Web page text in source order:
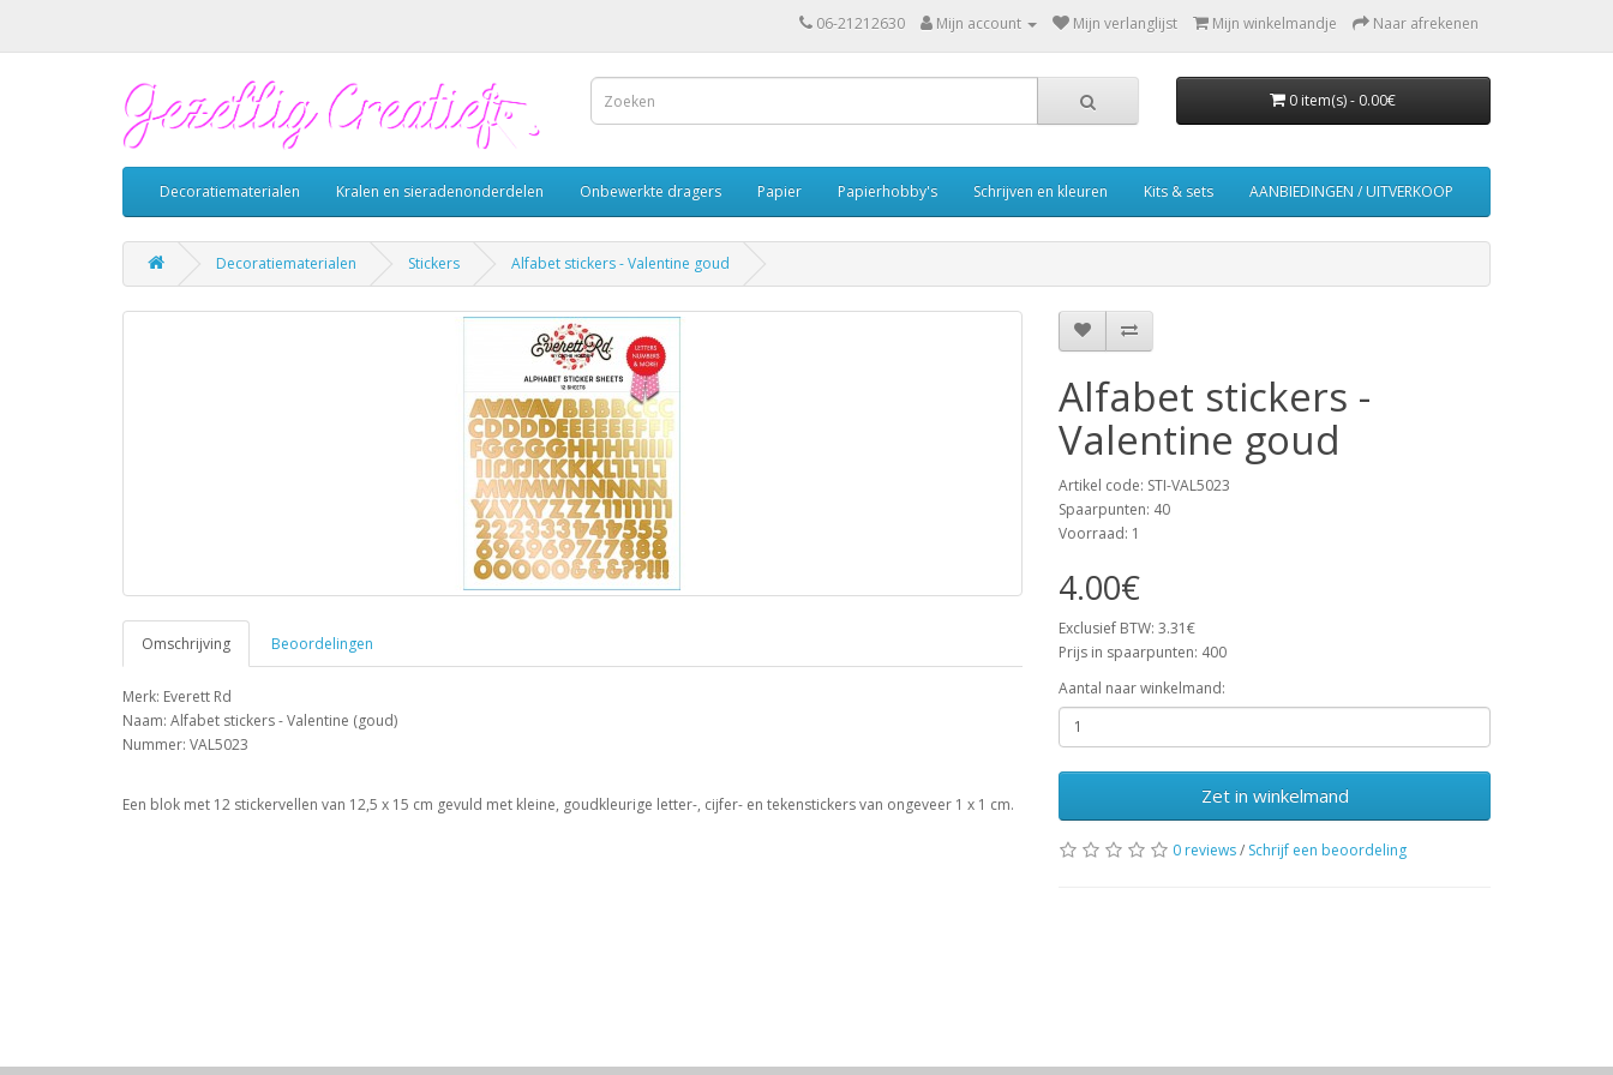
06-21212630 Mijn account Mijn verlanglijst Mijn winkelmandje Naar afrekenen
0 item(s) - 0.00€
Decoratiematerialen Kralen en sieradenonderdelen Onbewerkte dragers Papier Papierhobby's Schrijven en kleuren Kits & sets AANBIEDINGEN / UITVERKOOP
Decoratiematerialen Stickers Alfabet stickers - Valentine goud
Omschrijving Beoordelingen
Merk: Everett Rd
Naam: Alfabet stickers - Valentine (goud)
Nummer: VAL5023
Een blok met 12 stickervellen van 12,5 x 15 cm gevuld met kleine, goudkleurige letter-, cijfer- en tekenstickers van ongeveer 1 x 1 cm.
Alfabet stickers -
Valentine goud
Artikel code: STI-VAL5023
Spaarpunten: 40
Voorraad: 1
4.00€
Exclusief BTW: 3.31€
Prijs in spaarpunten: 400
Aantal naar winkelmand:
Zet in winkelmand
0 reviews/ Schrijf een beoordeling